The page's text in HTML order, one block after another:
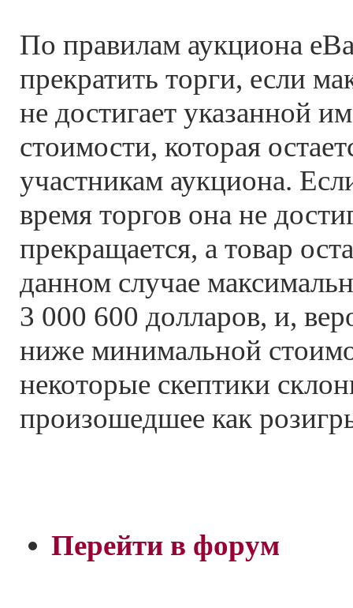
По правилам аукциона
прекратить торги, если
не достигает указанной
стоимости, которая
участникам аукциона.
время торгов она не
прекращается, а товар
данном случае
3 000 600 долларов, и,
ниже минимальной
некоторые скептики
произошедшее как
Перейти в форум